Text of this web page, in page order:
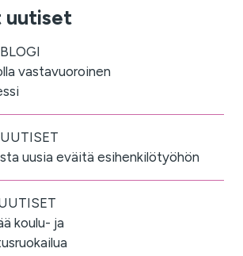
uutiset
BLOGI
vastavuoroinen
UUTISET
uusia eväitä esihenkilötyöhön
koulu- ja